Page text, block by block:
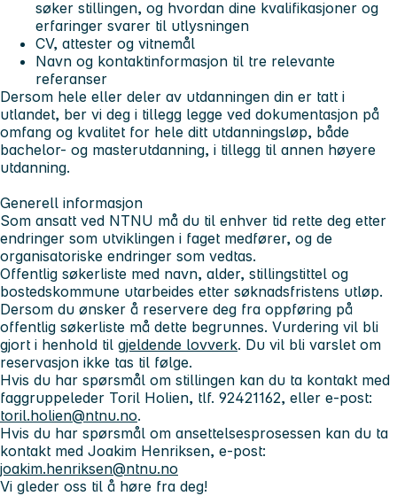
søker stillingen, og hvordan dine kvalifikasjoner og
erfaringer svarer til utlysningen
CV, attester og vitnemål
Navn og kontaktinformasjon til tre relevante
referanser
Dersom hele eller deler av utdanningen din er tatt i
utlandet, ber vi deg i tillegg legge ved dokumentasjon på
omfang og kvalitet for hele ditt utdanningsløp, både
bachelor- og masterutdanning, i tillegg til annen høyere
utdanning.
Generell informasjon
Som ansatt ved NTNU må du til enhver tid rette deg etter
endringer som utviklingen i faget medfører, og de
organisatoriske endringer som vedtas.
Offentlig søkerliste med navn, alder, stillingstittel og
bostedskommune utarbeides etter søknadsfristens utløp.
Dersom du ønsker å reservere deg fra oppføring på
offentlig søkerliste må dette begrunnes. Vurdering vil bli
gjort i henhold til gjeldende lovverk. Du vil bli varslet om
reservasjon ikke tas til følge.
Hvis du har spørsmål om stillingen kan du ta kontakt med
faggruppeleder Toril Holien, tlf. 92421162, eller e-post:
toril.holien@ntnu.no.
Hvis du har spørsmål om ansettelsesprosessen kan du ta
kontakt med Joakim Henriksen, e-post:
joakim.henriksen@ntnu.no
Vi gleder oss til å høre fra deg!